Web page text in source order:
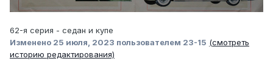
62-я серия - седан и купе
Изменено 25 июля, 2023 пользователем 23-15 (смотреть
историю редактирования)